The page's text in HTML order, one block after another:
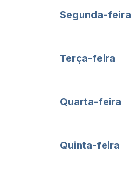
Segunda-feira
Terça-feira
Quarta-feira
Quinta-feira